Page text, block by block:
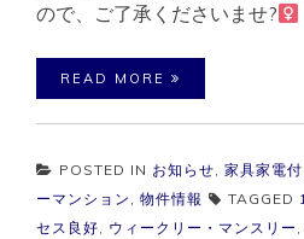
ので、ご了承くださいませ?‍
READ MORE
POSTED IN お知らせ, 家具家電
ーマンション , 物件情報 TAGGED
セス良好, ウィークリー・マンスリー ,